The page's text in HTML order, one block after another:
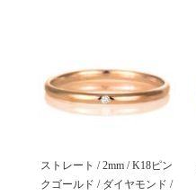
ストレート / 2mm / K18ピン
クゴールド / ダイヤモンド /